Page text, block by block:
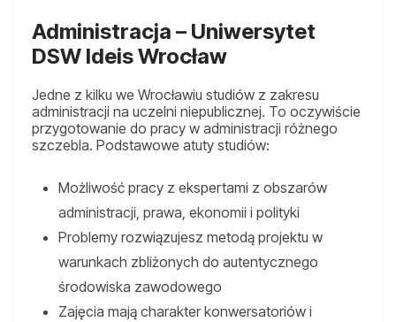
Administracja – Uniwersytet
DSW Ideis Wrocław
Jedne z kilku we Wrocławiu studiów z zakresu
administracji na uczelni niepublicznej. To oczywiście
przygotowanie do pracy w administracji różnego
szczebla. Podstawowe atuty studiów:
Możliwość pracy z ekspertami z obszarów
administracji, prawa, ekonomii i polityki
Problemy rozwiązujesz metodą projektu w
warunkach zbliżonych do autentycznego
środowiska zawodowego
Zajęcia mają charakter konwersatoriów i